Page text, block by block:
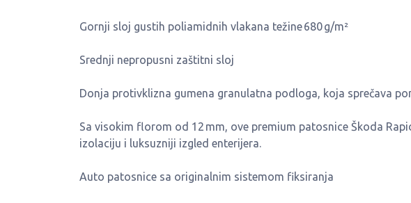
Gornji sloj gustih poliamidnih vlakana težine 680 g/m²
Srednji nepropusni zaštitni sloj
Donja protivklizna gumena granulatna podloga, koja sprečava
Sa visokim florom od 12 mm, ove premium patosnice Škoda
izolaciju i luksuzniji izgled enterijera.
Auto patosnice sa originalnim sistemom fiksiranja